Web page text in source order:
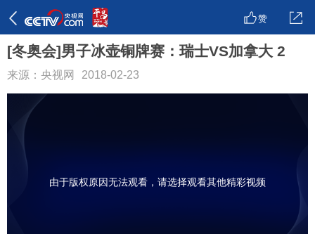
赞
[冬奥会]男子冰壶铜牌赛：瑞士VS加拿大 2
来源：央视网 2018-02-23
由于版权原因无法观看，请选择观看其他精彩视频